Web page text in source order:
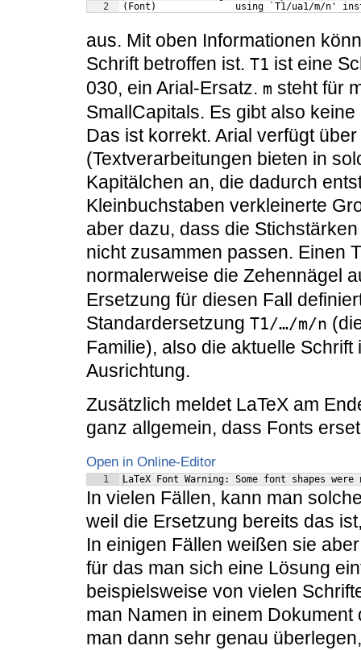
2
(Font)              using `T1/ua1/m/n'
aus. Mit oben Informationen
Schrift betroffen ist. T1 ist eine
030, ein Arial-Ersatz. m steht für
SmallCapitals. Es gibt also
Das ist korrekt. Arial verfügt
(Textverarbeitungen bieten in
Kapitälchen an, die dadurch
Kleinbuchstaben verkleinerte
aber dazu, dass die
nicht zusammen passen. Einen
normalerweise die Zehennägel
Ersetzung für diesen Fall
Standardersetzung T1/…/m/n
Familie), also die aktuelle
Ausrichtung.
Zusätzlich meldet LaTeX am
ganz allgemein, dass Fonts
Open in Online-Editor
1 LaTeX Font Warning: Some font shapes
In vielen Fällen, kann man
weil die Ersetzung bereits das
In einigen Fällen weißen sie
für das man sich eine Lösung
beispielsweise von vielen
man Namen in einem
man dann sehr genau